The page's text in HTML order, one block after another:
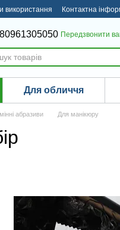
використання Контактна
Передзвонити
Для обличчя
абразиви Для манікюру